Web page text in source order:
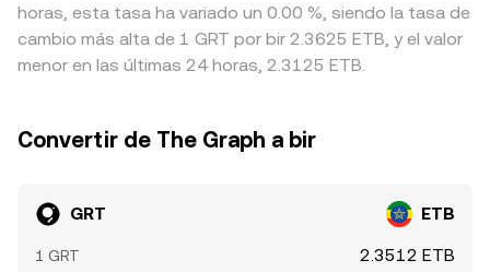
horas, esta tasa ha variado un 0.00 %, siendo la tasa de
cambio más alta de 1 GRT por bir 2.3625 ETB, y el valor
menor en las últimas 24 horas, 2.3125 ETB.
Convertir de The Graph a bir
GRT ETB
1 GRT 2.3512 ETB